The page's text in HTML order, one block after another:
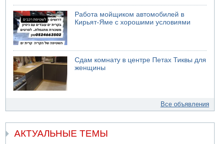
Работа мойщиком автомобилей в
Кирьят-Яме с хорошими условиями
Сдам комнату в центре Петах Тиквы для
женщины
Все объявления
АКТУАЛЬНЫЕ ТЕМЫ